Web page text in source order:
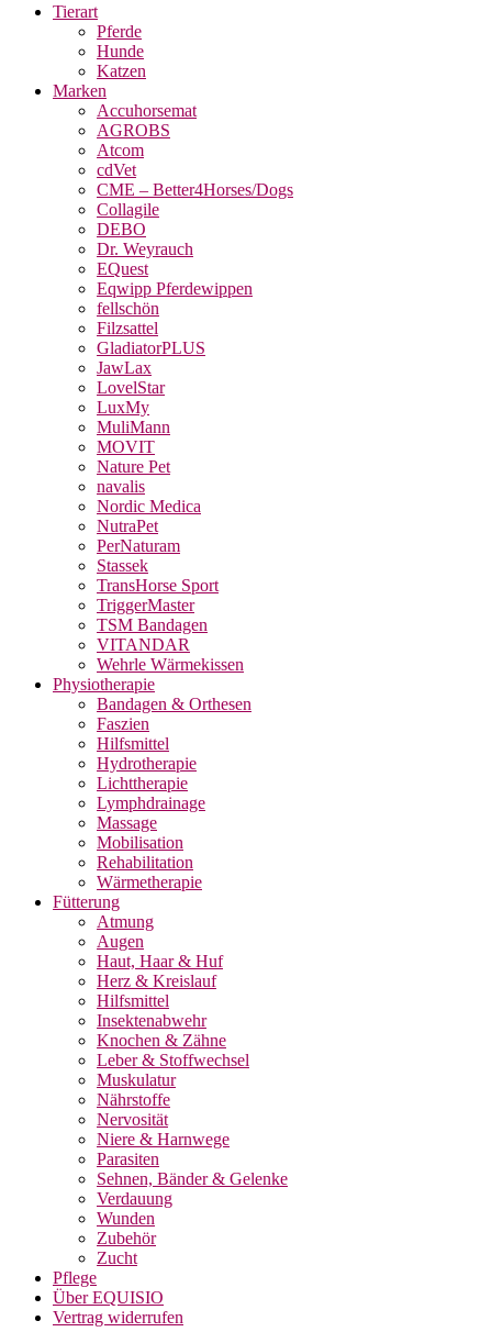
Tierart
Pferde
Hunde
Katzen
Marken
Accuhorsemat
AGROBS
Atcom
cdVet
CME – Better4Horses/Dogs
Collagile
DEBO
Dr. Weyrauch
EQuest
Eqwipp Pferdewippen
fellschön
Filzsattel
GladiatorPLUS
JawLax
LovelStar
LuxMy
MuliMann
MOVIT
Nature Pet
navalis
Nordic Medica
NutraPet
PerNaturam
Stassek
TransHorse Sport
TriggerMaster
TSM Bandagen
VITANDAR
Wehrle Wärmekissen
Physiotherapie
Bandagen & Orthesen
Faszien
Hilfsmittel
Hydrotherapie
Lichttherapie
Lymphdrainage
Massage
Mobilisation
Rehabilitation
Wärmetherapie
Fütterung
Atmung
Augen
Haut, Haar & Huf
Herz & Kreislauf
Hilfsmittel
Insektenabwehr
Knochen & Zähne
Leber & Stoffwechsel
Muskulatur
Nährstoffe
Nervosität
Niere & Harnwege
Parasiten
Sehnen, Bänder & Gelenke
Verdauung
Wunden
Zubehör
Zucht
Pflege
Über EQUISIO
Vertrag widerrufen